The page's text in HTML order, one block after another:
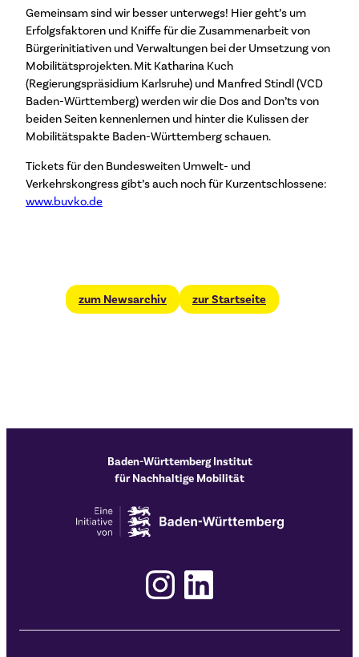
Gemeinsam sind wir besser unterwegs! Hier geht’s um
Erfolgsfaktoren und Kniffe für die Zusammenarbeit von
Bürgerinitiativen und Verwaltungen bei der Umsetzung von
Mobilitätsprojekten. Mit Katharina Kuch
(Regierungspräsidium Karlsruhe) und Manfred Stindl (VCD
Baden-Württemberg) werden wir die Dos and Don’ts von
beiden Seiten kennenlernen und hinter die Kulissen der
Mobilitätspakte Baden-Württemberg schauen.
Tickets für den Bundesweiten Umwelt- und
Verkehrskongress gibt’s auch noch für Kurzentschlossene:
www.buvko.de
zum Newsarchiv zur Startseite
Baden-Württemberg Institut
für Nachhaltige Mobilität
Instagram LinkedIn